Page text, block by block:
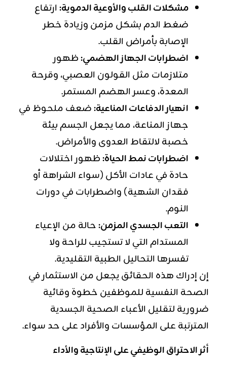
مشكلات القلب والأوعية الدموية:ارتفاع
ضغط الدم بشكل مزمن وزيادة خطر
الإصابة بأمراض القلب.
اضطرابات الجهاز الهضمي:ظهور
متلازمات مثل القولون العصبي، وقرحة
المعدة، وعسر الهضم المستمر.
انهيار الدفاعات المناعية:ضعف ملحوظ في
جهاز المناعة، مما يجعل الجسم بيئة
خصبة لالتقاط العدوى والأمراض.
اضطرابات نمط الحياة:ظهور اختلالات
حادة في عادات الأكل (سواء الشراهة أو
فقدان الشهية) واضطرابات في دورات
النوم.
التعب الجسدي المزمن:حالة من الإعياء
المستدام التي لا تستجيب للراحة ولا
تفسرها التحاليل الطبية التقليدية.
إن إدراك هذه الحقائق يجعل من الاستثمار في
الصحة النفسية للموظفين خطوة وقائية
ضرورية لتقليل الأعباء الصحية الجسدية
المترتبة على المؤسسات والأفراد على حد سواء.
أثر الاحتراق الوظيفي على الإنتاجية والأداء